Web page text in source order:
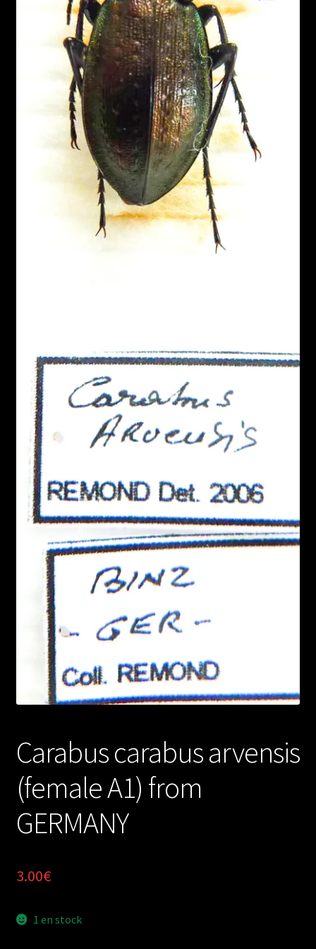
Carabus carabus arvensis
(female A1) from
GERMANY
3.00€
1 en stock